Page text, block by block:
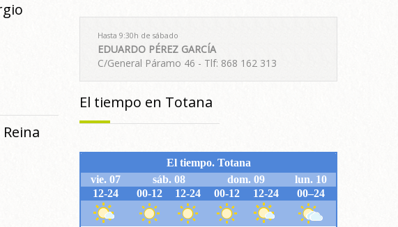
Hasta 9:30h de sábado
EDUARDO PÉREZ GARCÍA
C/General Páramo 46 - Tlf: 868 162 313
El tiempo en Totana